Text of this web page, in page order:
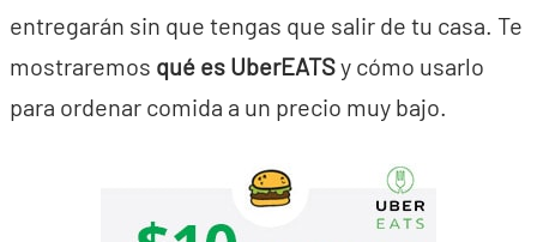
entregarán sin que tengas que salir de tu casa. Te
mostraremos qué es UberEATSy cómo usarlo
para ordenar comida a un precio muy bajo.